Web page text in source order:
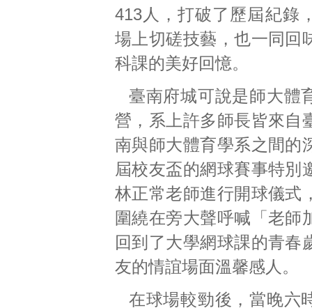
413人，打破了歷屆紀錄
場上切磋技藝，也一同回
科課的美好回憶。
臺南府城可說是師大體
營，系上許多師長皆來自
南與師大體育學系之間的
屆校友盃的網球賽事特別
林正常老師進行開球儀式
圍繞在旁大聲呼喊「老師
回到了大學網球課的青春
友的情誼場面溫馨感人。
在球場較勁後，當晚六